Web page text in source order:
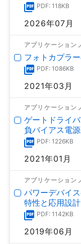
PDF: 118KB
2026年07月
アプリケーション
フォトカプラ
PDF: 1086KB
2021年03月
アプリケーション
ゲートドライ
負バイアス電
PDF: 1226KB
2021年01月
アプリケーション
パワーデバイ
特性と応用設計
PDF: 1142KB
2019年06月